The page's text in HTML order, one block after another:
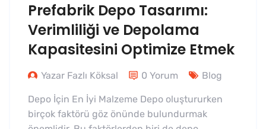
Prefabrik Depo Tasarımı:
Verimliliği ve Depolama
Kapasitesini Optimize Etmek
Yazar Fazlı Köksal 0 Yorum Blog
Depo İçin En İyi Malzeme Depo oluştururken
birçok faktörü göz önünde bulundurmak